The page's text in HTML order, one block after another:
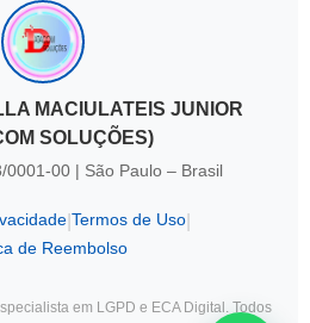
MACIULATEIS JUNIOR
SOLUÇÕES)
0001-00 | São Paulo – Brasil
Termos de Uso
de Reembolso
em LGPD e ECA Digital. Todos